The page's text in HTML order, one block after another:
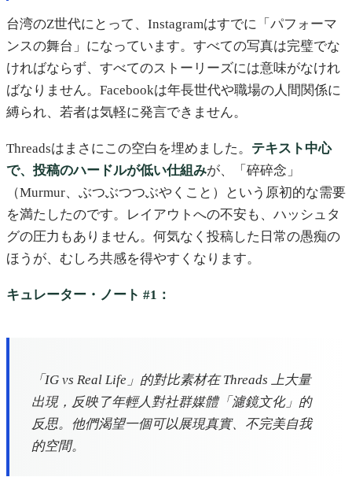
台湾のZ世代にとって、Instagramはすでに「パフォーマ
ンスの舞台」になっています。すべての写真は完璧でな
ければならず、すべてのストーリーズには意味がなけれ
ばなりません。Facebookは年長世代や職場の人間関係に
縛られ、若者は気軽に発言できません。
Threadsはまさにこの空白を埋めました。 テキスト中心
で、投稿のハードルが低い仕組みが、「碎碎念」
（Murmur、ぶつぶつつぶやくこと）という原初的な需要
を満たしたのです。レイアウトへの不安も、ハッシュタ
グの圧力もありません。何気なく投稿した日常の愚痴の
ほうが、むしろ共感を得やすくなります。
キュレーター・ノート #1：
「IG vs Real Life」的對比素材在 Threads 上大量
出現，反映了年輕人對社群媒體「濾鏡文化」的
反思。他們渴望一個可以展現真實、不完美自我
的空間。